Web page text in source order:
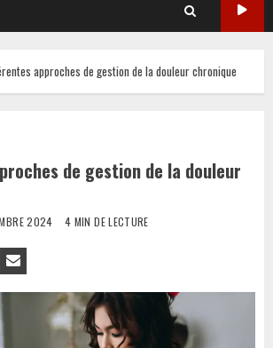
approches de gestion de la douleur chronique
de gestion de la douleur
2024 4 MIN DE LECTURE